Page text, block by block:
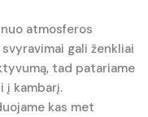
atmosferos
gali ženkliai
tad patariame
į kambarį.
kas met